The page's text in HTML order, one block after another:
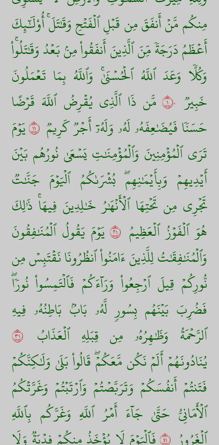
مِنكُم مَّنۡ أَنفَقَ مِن قَبۡلِ ٱلۡفَتۡحِ وَقَٰتَلَۚ أُوْلَٰٓئِكَ
أَعۡظَمُ دَرَجَةٗ مِّنَ ٱلَّذِينَ أَنفَقُواْ مِنۢ بَعۡدُ وَقَٰتَلُواْۚ
وَكُلّٗا وَعَدَ ٱللَّهُ ٱلۡحُسۡنَىٰۚ وَٱللَّهُ بِمَا تَعۡمَلُونَ
خَبِيرٞ ١٠ مَّن ذَا ٱلَّذِي يُقۡرِضُ ٱللَّهَ قَرۡضًا
حَسَنٗا فَيُضَٰعِفَهُۥ لَهُۥ وَلَهُۥٓ أَجۡرٞ كَرِيمٞ ١١يَوۡمَ
تَرَى ٱلۡمُؤۡمِنِينَ وَٱلۡمُؤۡمِنَٰتِ يَسۡعَىٰ نُورُهُم بَيۡنَ
أَيۡدِيهِمۡ وَبِأَيۡمَٰنِهِمۖ بُشۡرَىٰكُمُ ٱلۡيَوۡمَ جَنَّٰتٞ
تَجۡرِي مِن تَحۡتِهَا ٱلۡأَنۡهَٰرُ خَٰلِدِينَ فِيهَاۚ ذَٰلِكَ
هُوَ ٱلۡفَوۡزُ ٱلۡعَظِيمُ ١٢ يَوۡمَ يَقُولُ ٱلۡمُنَٰفِقُونَ
وَٱلۡمُنَٰفِقَٰتُ لِلَّذِينَ ءَامَنُواْ ٱنظُرُونَا نَقۡتَبِسۡ مِن
نُّورِكُمۡ قِيلَ ٱرۡجِعُواْ وَرَآءَكُمۡ فَٱلۡتَمِسُواْ نُورٗاۖ
فَضُرِبَ بَيۡنَهُم بِسُورٖ لَّهُۥ بَابُۢ بَاطِنُهُۥ فِيهِ
ٱلرَّحۡمَةُ وَظَٰهِرُهُۥ مِن قِبَلِهِ ٱلۡعَذَابُ ١٣
يُنَادُونَهُمۡ أَلَمۡ نَكُن مَّعَكُمۡۖ قَالُواْ بَلَىٰ وَلَٰكِنَّكُمۡ
فَتَنتُمۡ أَنفُسَكُمۡ وَتَرَبَّصۡتُمۡ وَٱرۡتَبۡتُمۡ وَغَرَّتۡكُمُ
ٱلۡأَمَانِيُّ حَتَّىٰ جَآءَ أَمۡرُ ٱللَّهِ وَغَرَّكُم بِٱللَّهِ
ٱلۡغَرُورُ ١٤فَٱلۡيَوۡمَ لَا يُؤۡخَذُ مِنكُمۡ فِدۡيَةٞ وَلَا